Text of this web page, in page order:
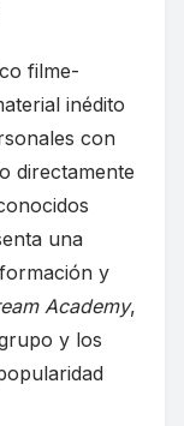
filme-
inédito
con
directamente
una
y
Academy,
y los